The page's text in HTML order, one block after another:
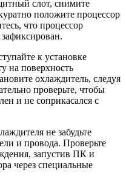
слот, снимите
положите процессор
что процессор
к установке
на поверхность
охлаждитель, следуя
проверьте, чтобы
и не соприкасался с
не забудьте
и провода. Проверьте
запустив ПК и
через специальные